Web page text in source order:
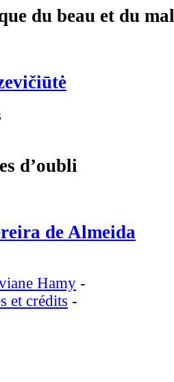
du beau et du mal
d’oubli
de Almeida
Hamy -
et crédits -